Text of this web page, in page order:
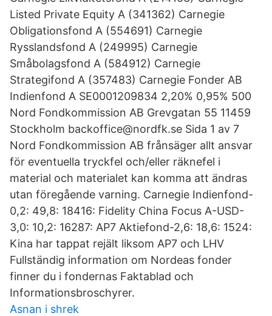
Listed Private Equity A (341362) Carnegie
Obligationsfond A (554691) Carnegie
Rysslandsfond A (249995) Carnegie
Småbolagsfond A (584912) Carnegie
Strategifond A (357483) Carnegie Fonder AB
Indienfond A SE0001209834 2,20% 0,95% 500
Nord Fondkommission AB Grevgatan 55 11459
Stockholm backoffice@nordfk.se Sida 1 av 7
Nord Fondkommission AB frånsäger allt ansvar
för eventuella tryckfel och/eller räknefel i
material och materialet kan komma att ändras
utan föregående varning. Carnegie Indienfond-
0,2: 49,8: 18416: Fidelity China Focus A-USD-
3,0: 10,2: 16287: AP7 Aktiefond-2,6: 18,6: 1524:
Kina har tappat rejält liksom AP7 och LHV
Fullständig information om Nordeas fonder
finner du i fondernas Faktablad och
Informationsbroschyrer.
Asnan i shrek